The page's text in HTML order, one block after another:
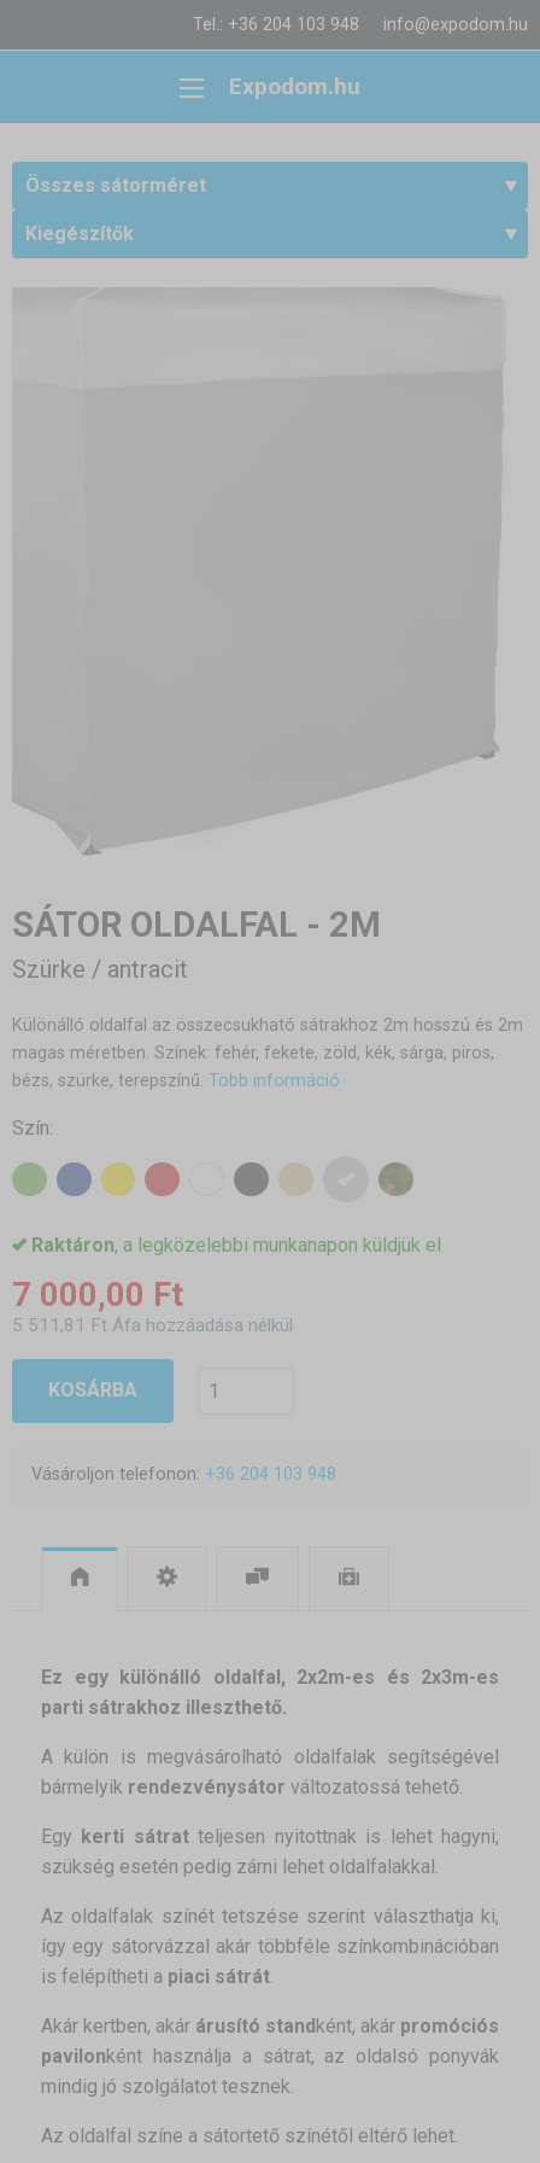
Tel.: +36 204 103 948 info@expodom.hu
Expodom.hu
Összes sátorméret
Kiegészítők
SÁTOR OLDALFAL - 2M
Szürke / antracit
Különálló oldalfal az összecsukható sátrakhoz 2m hosszú és 2m
magas méretben. Színek: fehér, fekete, zöld, kék, sárga, piros,
bézs, szürke, terepszínű. Több információ
Szín:
Raktáron, a legközelebbi munkanapon küldjük el
7 000,00 Ft
5 511,81 Ft Áfa hozzáadása nélkül
KOSÁRBA
Vásároljon telefonon: +36 204 103 948
Ez egy különálló oldalfal, 2x2m-es és 2x3m-es
parti sátrakhoz illeszthető.
A külön is megvásárolható oldalfalak segítségével
bármelyik rendezvénysátor változatossá tehető.
Egy kerti sátratteljesen nyitottnak is lehet hagyni,
szükség esetén pedig zárni lehet oldalfalakkal.
Az oldalfalak színét tetszése szerint választhatja ki,
így egy sátorvázzal akár többféle színkombinációban
is felépítheti a piaci sátrát
Akár kertben, akár árusító standként, akár promóciós
pavilonként használja a sátrat, az oldalsó ponyvák
mindig jó szolgálatot tesznek.
Az oldalfal színe a sátortető színétől eltérő lehet.